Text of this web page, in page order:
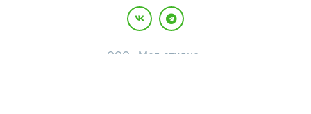
ООО «Мед.студио»